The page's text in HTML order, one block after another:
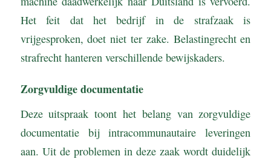
Het feit dat het bedrijf in de strafzaak is
vrijgesproken, doet niet ter zake. Belastingrecht en
strafrecht hanteren verschillende bewijskaders.
Zorgvuldige documentatie
Deze uitspraak toont het belang van zorgvuldige
documentatie bij intracommunautaire leveringen
aan. Uit de problemen in deze zaak wordt duidelijk